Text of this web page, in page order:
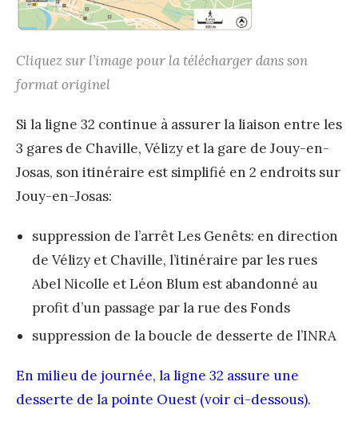
h
r
i
z
n
l
o
y
Cliquez sur l’image pour la télécharger dans son
format originel
Si la ligne 32 continue à assurer la liaison entre les
3 gares de Chaville, Vélizy et la gare de Jouy-en-
Josas, son itinéraire est simplifié en 2 endroits sur
Jouy-en-Josas:
suppression de l’arrêt Les Genêts: en direction
de Vélizy et Chaville, l’itinéraire par les rues
Abel Nicolle et Léon Blum est abandonné au
profit d’un passage par la rue des Fonds
suppression de la boucle de desserte de l’INRA
En milieu de journée, la ligne 32 assure une
desserte de la pointe Ouest (voir ci-dessous).